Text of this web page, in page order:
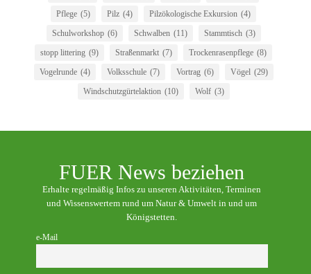
Pflege (5) Pilz (4) Pilzökologische Exkursion (4)
Schulworkshop (6) Schwalben (11) Stammtisch (3)
stopp littering (9) Straßenmarkt (7) Trockenrasenpflege (8)
Vogelrunde (4) Volksschule (7) Vortrag (6) Vögel (29)
Windschutzgürtelaktion (10) Wolf (3)
FUER News beziehen
Erhalte regelmäßig Infos zu unseren Aktivitäten, Terminen
und Wissenswertem rund um Natur & Umwelt in und um
Königstetten.
e-Mail